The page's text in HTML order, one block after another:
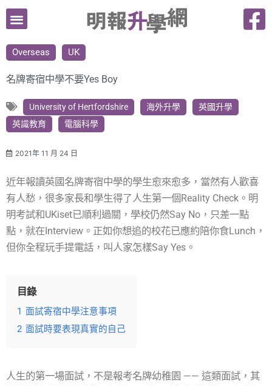
跳
要
內
Overseas UK
名牌寄宿中學不要Yes Boy
University of Hertfordshire 海外升學
英國升學
英識教育
電腦科學
2021年 11 月 24 日
近年報讀英國名牌寄宿中學的學生愈來愈多，當然有人歡喜
有人愁，很多家長和學生得了人生第一個Reality Check。明
明考試和UKiset已順利過關，學校仍然Say No，只差一點
點，就在Interview。正如你想追的校花已應約陪你食Lunch，
但你全程玩手提電話，叫人家怎樣Say Yes。
目錄
1 面試寄宿中學注意事項
2 面試時要表現真實的自己
人生的第一場面試，不是報考名牌幼稚園 —— 這類面試，其